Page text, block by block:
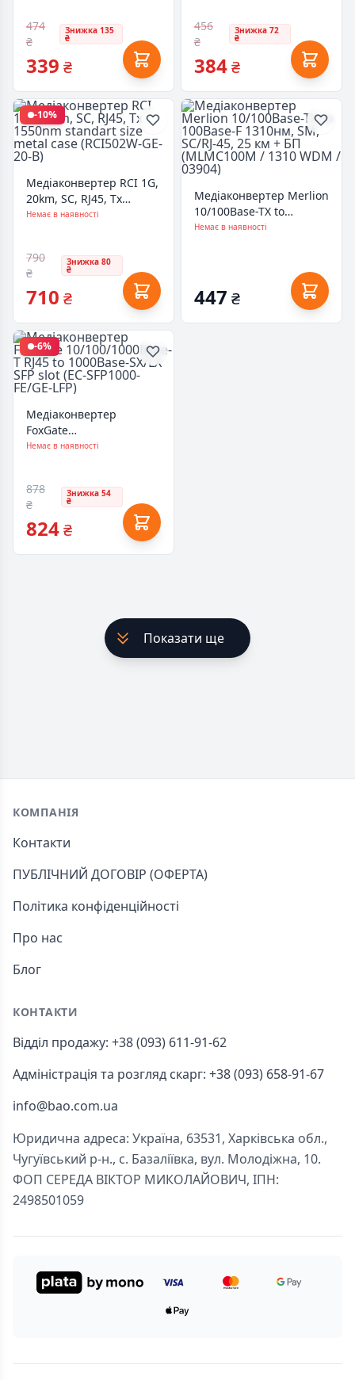
474
₴
Знижка 135
₴
339 ₴
20)
456
₴
Знижка 72
₴
384₴
-10%
Медіаконвертер RCI 1G,
20km, SC, RJ45, Tx
1550nm standart size
Немає в наявності
790
₴
Знижка 80
₴
710 ₴
Медіаконвертер Merlion
10/100Base-TX to
100Base-F 1310нм, SM,
Немає в наявності
447 ₴
-6%
Медіаконвертер
FoxGate
10/100/1000Base-T RJ45
LFP)
Немає в наявності
878
₴
Знижка 54
₴
824₴
Показати ще
Footer
КОМПАНІЯ
Контакти
ПУБЛІЧНИЙ ДОГОВІР (ОФЕРТА)
Політика конфіденційності
Про нас
Блог
КОНТАКТИ
Відділ продажу: +38 (093) 611-91-62
Адміністрація та розгляд скарг: +38 (093) 658-91-67
info@bao.com.ua
Юридична адреса: Україна, 63531, Харківська обл.,
Чугуївський р-н., с. Базаліївка, вул. Молодіжна, 10.
ФОП СЕРЕДА ВІКТОР МИКОЛАЙОВИЧ, ІПН:
2498501059